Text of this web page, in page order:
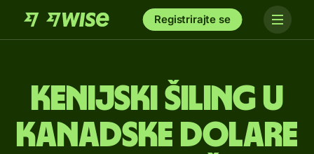
Registrirajte se
kenijski šiling u
kanadske dolare